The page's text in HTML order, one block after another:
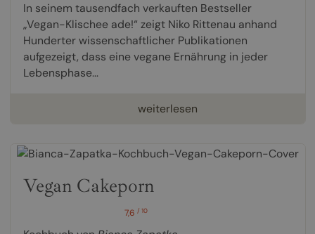
In seinem tausendfach verkauften Bestseller
„Vegan-Klischee ade!“ zeigt Niko Rittenau anhand
Hunderter wissenschaftlicher Publikationen
aufgezeigt, dass eine vegane Ernährung in jeder
Lebensphase...
weiterlesen
Vegan Cakeporn
7,6/ 10